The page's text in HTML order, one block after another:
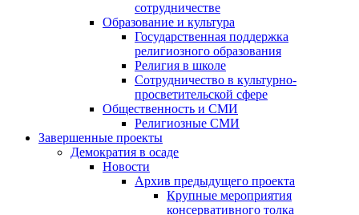
сотрудничестве
Образование и культура
Государственная поддержка
религиозного образования
Религия в школе
Сотрудничество в культурно-
просветительской сфере
Общественность и СМИ
Религиозные СМИ
Завершенные проекты
Демократия в осаде
Новости
Архив предыдущего проекта
Крупные мероприятия
консервативного толка